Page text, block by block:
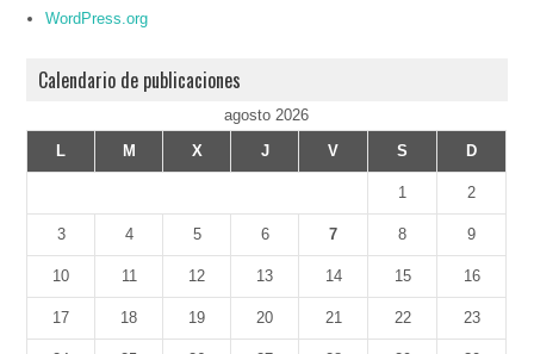
WordPress.org
Calendario de publicaciones
agosto 2026
L
M X J V S D
1 2
3 4 5 6 7 8 9
10 11 12 13 14 15 16
17 18 19 20 21 22 23